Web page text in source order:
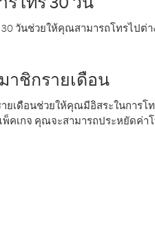
วันช่วยให้คุณสามารถโทรไปต่
าชิกรายเดือน
ยเดือนช่วยให้คุณมีอิสระในการ
คเกจ คุณจะสามารถประหยัดค่